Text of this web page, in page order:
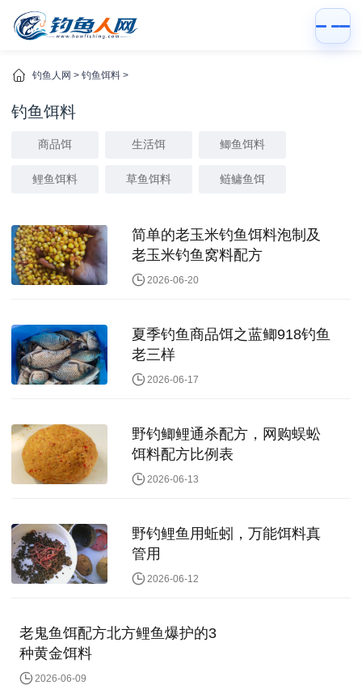
钓鱼人网 > 钓鱼饵料 >
钓鱼饵料
商品饵 生活饵 鲫鱼饵料
鲤鱼饵料 草鱼饵料 鲢鳙鱼饵
简单的老玉米钓鱼饵料泡制及
老玉米钓鱼窝料配方
2026-06-20
夏季钓鱼商品饵之蓝鲫918钓鱼
老三样
2026-06-17
野钓鲫鲤通杀配方，网购蜈蚣
饵料配方比例表
2026-06-13
野钓鲤鱼用蚯蚓，万能饵料真
管用
2026-06-12
老鬼鱼饵配方北方鲤鱼爆护的3
种黄金饵料
2026-06-09